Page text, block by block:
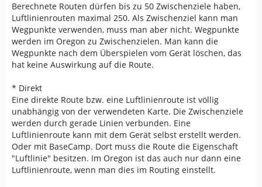
Berechnete Routen dürfen bis zu 50 Zwischenziele haben,
Luftlinienrouten maximal 250. Als Zwischenziel kann man
Wegpunkte verwenden, muss man aber nicht. Wegpunkte
werden im Oregon zu Zwischenzielen. Man kann die
Wegpunkte nach dem Überspielen vom Gerät löschen, das
hat keine Auswirkung auf die Route.
* Direkt
Eine direkte Route bzw. eine Luftlinienroute ist völlig
unabhängig von der verwendeten Karte. Die Zwischenziele
werden durch gerade Linien verbunden. Eine
Luftlinienroute kann mit dem Gerät selbst erstellt werden.
Oder mit BaseCamp. Dort muss die Route die Eigenschaft
"Luftlinie" besitzen. Im Oregon ist das auch nur dann eine
Luftlinienroute, wenn man dies im Routing einstellt.